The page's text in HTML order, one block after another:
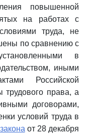
повышенной
на работах с
труда, не
по сравнению с
в
иными
Российской
права, а
договорами,
условий труда в
закона от 28 декабря